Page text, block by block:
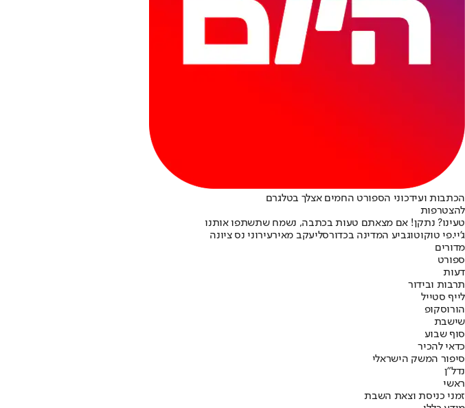
הכתבות ועידכוני הספורט החמים אצלך בטלגרם
להצטרפות
טעינו? נתקן! אם מצאתם טעות בכתבה, נשמח שתשתפו אותנו
ג'יי.פי טוקוטוגביע המדינה בכדורסליעקב מאירעירוני נס ציונה
מדורים
ספורט
דעות
תרבות ובידור
לייף סטייל
הורוסקופ
שישבת
סוף שבוע
כדאי להכיר
סיפור המשק הישראלי
נדל"ן
ראשי
זמני כניסת וצאת השבת